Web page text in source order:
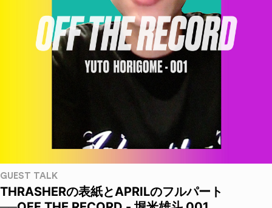
GUEST TALK
THRASHERの表紙とAPRILのフルパート